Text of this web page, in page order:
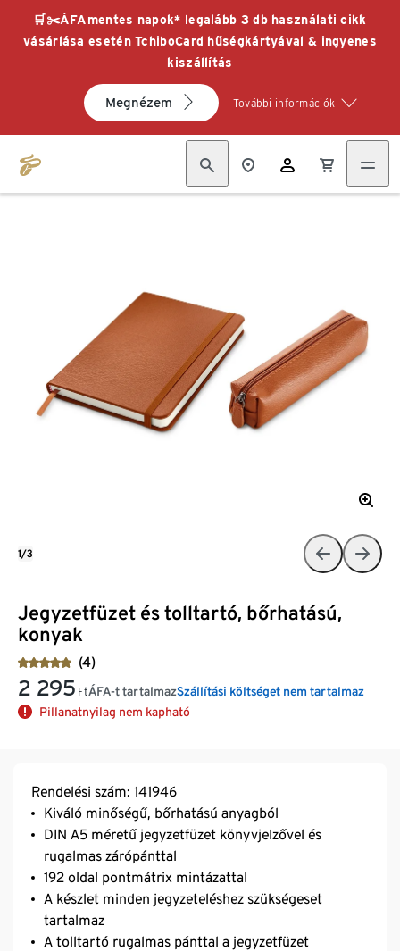
🛒✂️ÁFAmentes napok* legalább 3 db használati cikk
vásárlása esetén TchiboCard hűségkártyával & ingyenes
kiszállítás
Megnézem További információk
Jegyzetfüzet és tolltartó, bőrhatású,
konyak
(4)
2 295 FtÁFA-t tartalmazSzállítási költséget nem tartalmaz
Pillanatnyilag nem kapható
1/3
Rendelési szám: 141946
Kiváló minőségű, bőrhatású anyagból
DIN A5 méretű jegyzetfüzet könyvjelzővel és
rugalmas zárópánttal
192 oldal pontmátrix mintázattal
A készlet minden jegyzeteléshez szükségeset
tartalmaz
A tolltartó rugalmas pánttal a jegyzetfüzet